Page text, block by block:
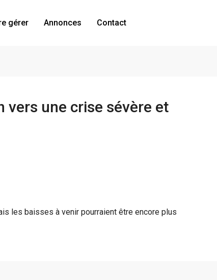
gérer Annonces Contact
vers une crise sévère et
les baisses à venir pourraient être encore plus